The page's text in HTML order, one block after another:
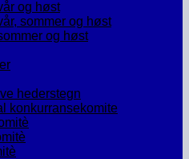
og høst
sommer og høst
og høst
hederstegn
konkurransekomite